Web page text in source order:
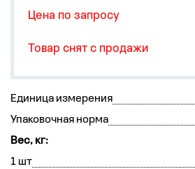
Цена по запросу
Товар снят с продажи
Единица измерения
Упаковочная норма
Вес, кг:
1 шт